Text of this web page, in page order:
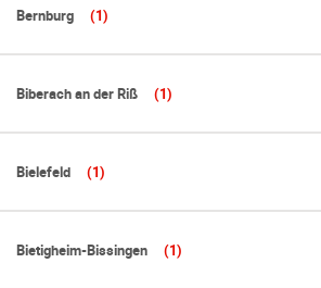
Bernburg (1)
Biberach an der Riß (1)
Bielefeld (1)
Bietigheim-Bissingen (1)